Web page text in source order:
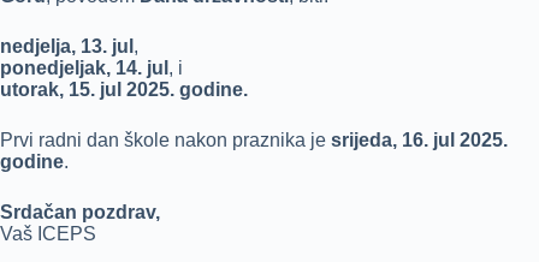
nedjelja, 13. jul ,
ponedjeljak, 14. jul , i
utorak, 15. jul 2025. godine.
Prvi radni dan škole nakon praznika je srijeda, 16. jul 2025.
godine.
Srdačan pozdrav,
Vaš ICEPS